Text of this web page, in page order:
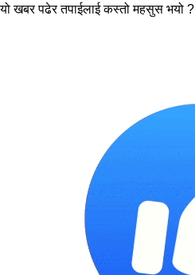
यो खबर पढेर तपाईलाई कस्तो महसुस भयो ?